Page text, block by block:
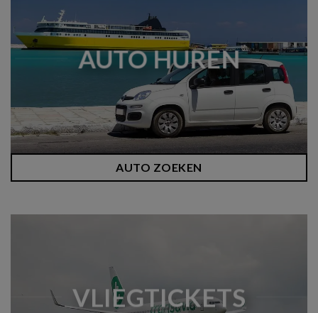
AUTO HUREN
AUTO ZOEKEN
VLIEGTICKETS